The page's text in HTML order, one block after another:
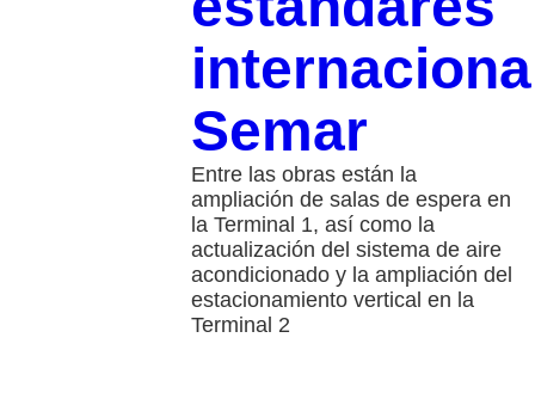
Semar
Entre las obras están la
ampliación de salas de espera en
la Terminal 1, así como la
actualización del sistema de aire
acondicionado y la ampliación del
estacionamiento vertical en la
Terminal 2